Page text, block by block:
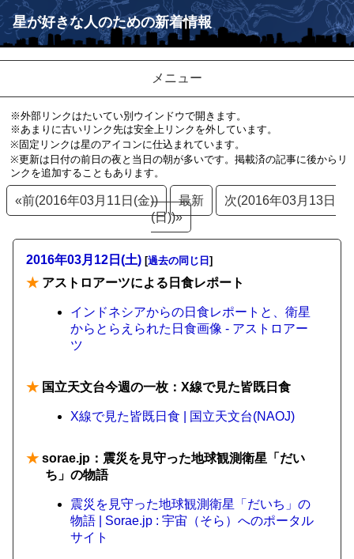
星が好きな人のための新着情報
メニュー
※外部リンクはたいてい別ウインドウで開きます。
※あまりに古いリンク先は安全上リンクを外しています。
※固定リンクは星のアイコンに仕込まれています。
※更新は日付の前日の夜と当日の朝が多いです。掲載済の記事に後からリ
ンクを追加することもあります。
«前(2016年03月11日(金)) 最新
次(2016年03月13日
(日))»
2016年03月12日(土) [過去の同じ日 ]
★ アストロアーツによる日食レポート
インドネシアからの日食レポートと、衛星
からとらえられた日食画像 - アストロアー
ツ
★ 国立天文台今週の一枚：X線で見た皆既日食
X線で見た皆既日食 | 国立天文台(NAOJ)
★ sorae.jp：震災を見守った地球観測衛星「だい
ち」の物語
震災を見守った地球観測衛星「だいち」の
物語 | Sorae.jp : 宇宙（そら）へのポータル
サイト